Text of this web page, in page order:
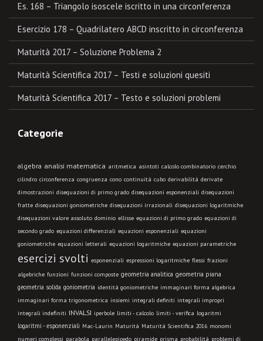
Es. 168 – Triangolo isoscele iscritto in una circonferenza
Esercizio 178 – Quadrilatero ABCD inscritto in circonferenza
Maturità 2017 – Soluzione Problema 2
Maturità Scientifica 2017 – Testi e soluzioni quesiti
Maturità Scientifica 2017 – Testo e soluzioni problemi
Categorie
algebra analisi matematica aritmetica asintoti calcolo combinatorio cerchio
cilindro circonferenza congruenza cono continuità cubo derivabilità derivate
dimostrazioni disequazioni di primo grado disequazioni esponenziali disequazioni
fratte disequazioni goniometriche disequazioni irrazionali disequazioni logaritmiche
disequazioni valore assoluto dominio ellisse equazioni di primo grado equazioni di
secondo grado equazioni differenziali equazioni esponenziali equazioni
goniometriche equazioni letterali equazioni logaritmiche equazioni parametriche
esercizi svolti esponenziali espressioni logaritmiche flessi frazioni
algebriche funzioni funzioni composte geometria analitica geometria piana
geometria solida goniometria identità goniometriche immaginari forma algebrica
immaginari forma trigonometrica insiemi integrali definiti integrali impropri
integrali indefiniti INVALSI iperbole limiti - calcolo limiti - verifica logaritmi
logaritmi - esponenziali Mac-Laurin Maturità Maturità Scientifica 2016 monomi
numeri complessi parabola parallelepipedo piramide prisma probabilità problemi di